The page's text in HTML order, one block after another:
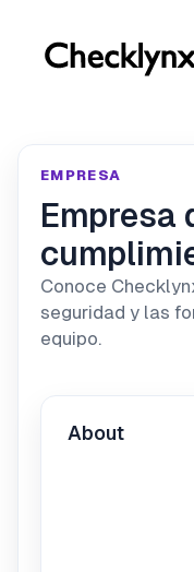
EMPRESA
Empresa
Conoce
seguridad y las
equipo.
About